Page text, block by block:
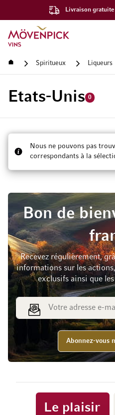
Livraison gratuite
Aller à la page d'accueil
Accueil Spiritueux Liqueurs
Etats-Unis 0
Nous ne pouvons pas
correspondants à la
Bon de
Recevez régulièrement,
informations sur les
exclusifs ainsi que
Adresse e-mail
Abonnez-vous
Le plaisir